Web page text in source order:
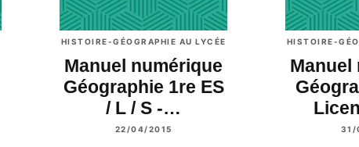
HISTOIRE-GÉOGRAPHIE AU LYCÉE
Manuel numérique
Géographie 1re ES
/ L / S -…
22/04/2015
HISTOIRE-
Manuel
31/